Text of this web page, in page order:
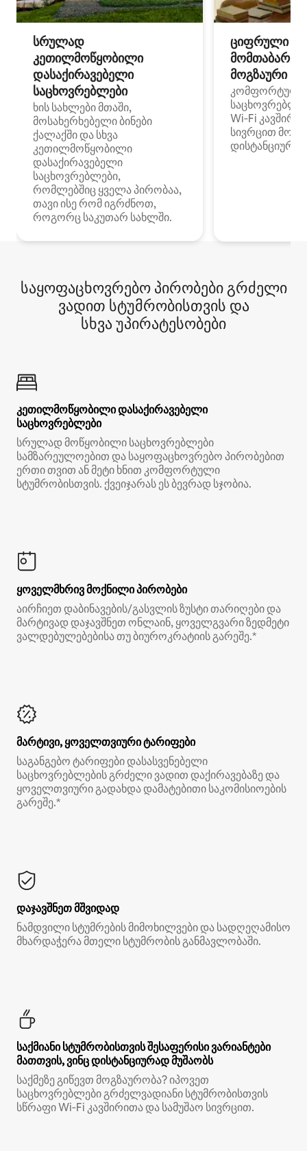
სრულად
კეთილმოწყობილი
დასაქირავებელი
საცხოვრებლები
ხის სახლები მთაში,
მოსახერხებელი ბინები
ქალაქში და სხვა
კეთილმოწყობილი
დასაქირავებელი
საცხოვრებლები,
რომლებშიც ყველა პირობაა,
თავი ისე რომ იგრძნოთ,
როგორც საკუთარ სახლში.
ციფრული
მოგზაური
კომფორტული
Wi‑Fi
სივრცით
დისტანციური
საყოფაცხოვრებო პირობები გრძელი
ვადით სტუმრობისთვის და
სხვა უპირატესობები
კეთილმოწყობილი დასაქირავებელი
საცხოვრებლები
სრულად მოწყობილი საცხოვრებლები
სამზარეულოებით და საყოფაცხოვრებო პირობებით
ერთი თვით ან მეტი ხნით კომფორტული
სტუმრობისთვის. ქვეიჯარას ეს ბევრად სჯობია.
ყოველმხრივ მოქნილი პირობები
აირჩიეთ დაბინავების/გასვლის ზუსტი თარიღები და
მარტივად დაჯავშნეთ ონლაინ, ყოველგვარი ზედმეტი
ვალდებულებებისა თუ ბიუროკრატიის გარეშე.*
მარტივი, ყოველთვიური ტარიფები
საგანგებო ტარიფები დასასვენებელი
საცხოვრებლების გრძელი ვადით დაქირავებაზე და
ყოველთვიური გადახდა დამატებითი საკომისიოების
გარეშე.*
დაჯავშნეთ მშვიდად
ნამდვილი სტუმრების მიმოხილვები და სადღეღამისო
მხარდაჭერა მთელი სტუმრობის განმავლობაში.
საქმიანი სტუმრობისთვის შესაფერისი ვარიანტები
მათთვის, ვინც დისტანციურად მუშაობს
საქმეზე გიწევთ მოგზაურობა? იპოვეთ
საცხოვრებლები გრძელვადიანი სტუმრობისთვის
სწრაფი Wi‑Fi კავშირითა და სამუშაო სივრცით.